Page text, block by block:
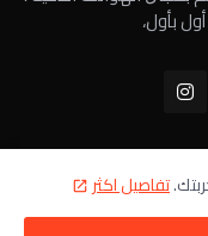
بأول،
اتصل بنا
تفاصيل اكثر